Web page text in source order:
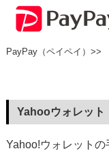
PayPay（ペイペイ）>>
Yahooウォレット
Yahoo!ウォレットの